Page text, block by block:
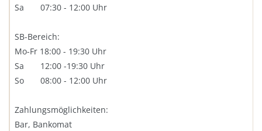
Sa 07:30 - 12:00 Uhr
SB-Bereich:
Mo-Fr 18:00 - 19:30 Uhr
Sa 12:00 -19:30 Uhr
So 08:00 - 12:00 Uhr
Zahlungsmöglichkeiten:
Bar, Bankomat